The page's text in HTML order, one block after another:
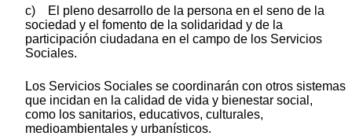
c) El pleno desarrollo de la persona en el seno de la
sociedad y el fomento de la solidaridad y de la
participación ciudadana en el campo de los Servicios
Sociales.
Los Servicios Sociales se coordinarán con otros sistemas
que incidan en la calidad de vida y bienestar social,
como los sanitarios, educativos, culturales,
medioambientales y urbanísticos.